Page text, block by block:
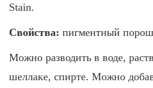
Stain.
Свойства: пигментный
Можно разводить в воде,
шеллаке, спирте. Можно